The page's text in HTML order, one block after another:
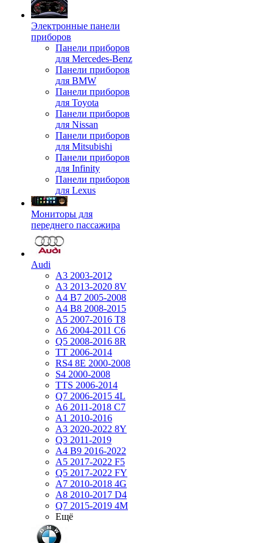
Электронные панели
приборов
Панели приборов
для Mercedes-Benz
Панели приборов
для BMW
Панели приборов
для Toyota
Панели приборов
для Nissan
Панели приборов
для Mitsubishi
Панели приборов
для Infinity
Панели приборов
для Lexus
Мониторы для
переднего пассажира
Audi
A3 2003-2012
A3 2013-2020 8V
A4 B7 2005-2008
A4 B8 2008-2015
A5 2007-2016 T8
A6 2004-2011 C6
Q5 2008-2016 8R
TT 2006-2014
RS4 8E 2000-2008
S4 2000-2008
TTS 2006-2014
Q7 2006-2015 4L
A6 2011-2018 С7
A1 2010-2016
A3 2020-2022 8Y
Q3 2011-2019
A4 B9 2016-2022
A5 2017-2022 F5
Q5 2017-2022 FY
A7 2010-2018 4G
A8 2010-2017 D4
Q7 2015-2019 4M
Ещё